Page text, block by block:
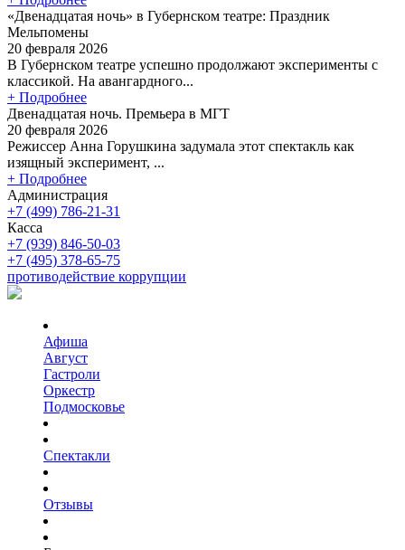
«Двенадцатая ночь» в Губернском театре: Праздник
Мельпомены
20 февраля 2026
В Губернском театре успешно продолжают эксперименты с
классикой. На авангардного...
+ Подробнее
Двенадцатая ночь. Премьера в МГТ
20 февраля 2026
Режиссер Анна Горушкина задумала этот спектакль как
изящный эксперимент, ...
+ Подробнее
Администрация
+7 (499) 786-21-31
Касса
+7 (939) 846-50-03
+7 (495) 378-65-75
противодействие коррупции
Афиша
Август
Гастроли
Оркестр
Подмосковье
Спектакли
Отзывы